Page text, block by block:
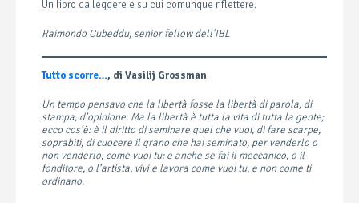
Un libro da leggere e su cui comunque riflettere.
Raimondo Cubeddu, senior fellow dell’IBL
Tutto scorre…, di Vasilij Grossman
Un tempo pensavo che la libertà fosse la libertà di parola, di
stampa, d’opinione. Ma la libertà è tutta la vita di tutta la gente;
ecco cos’è: è il diritto di seminare quel che vuoi, di fare scarpe,
soprabiti, di cuocere il grano che hai seminato, per venderlo o
non venderlo, come vuoi tu; e anche se fai il meccanico, o il
fonditore, o l’artista, vivi e lavora come vuoi tu, e non come ti
ordinano.